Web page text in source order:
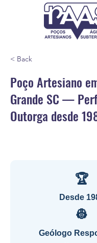
< Back
Poço Artesiano
Grande SC —
Outorga desde
🏆
Desde
👷
Geólogo